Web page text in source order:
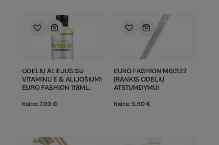
ODELIŲ ALIEJUS SU
VITAMINU E & ALIJOŠIUMI
EURO FASHION 118ML.
Kaina: 7.00 €
EURO FASHION MBI322
ĮRANKIS ODELIŲ
ATSTUMDYMUI
Kaina: 5.50 €